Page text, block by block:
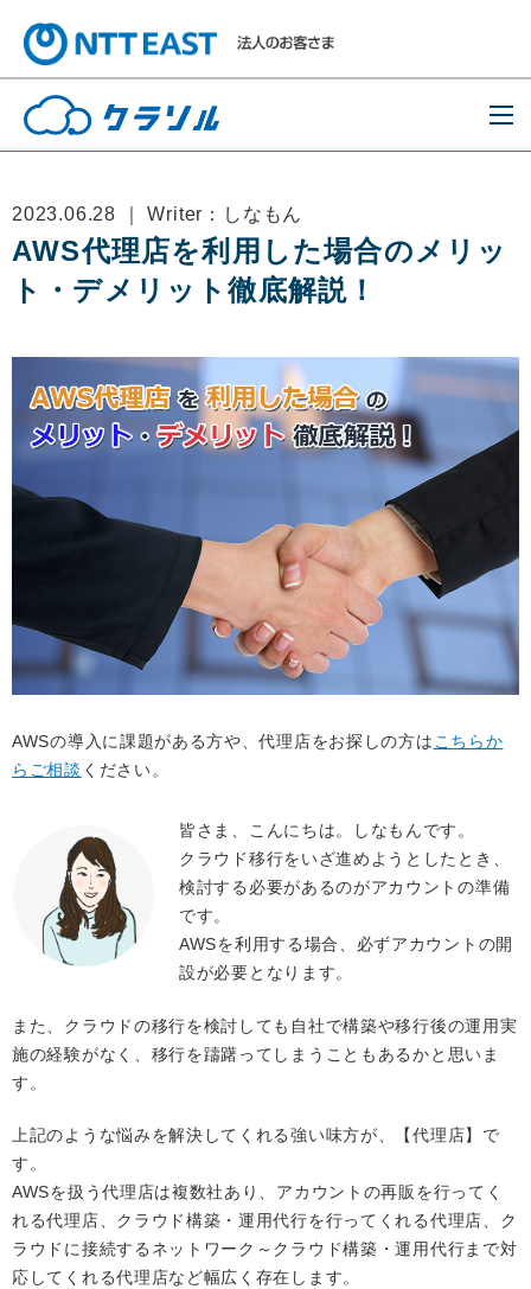
2023.06.28 ｜ Writer：しなもん
AWS代理店を利用した場合のメリッ
ト・デメリット徹底解説！
AWSの導入に課題がある方や、代理店をお探しの方は こちらか
らご相談 ください。
皆さま、こんにちは。しなもんです。
クラウド移行をいざ進めようとしたとき、
検討する必要があるのがアカウントの準備
です。
AWSを利用する場合、必ずアカウントの開
設が必要となります。
また、クラウドの移行を検討しても自社で構築や移行後の運用実
施の経験がなく、移行を躊躇ってしまうこともあるかと思いま
す。
上記のような悩みを解決してくれる強い味方が、【代理店】で
す。
AWSを扱う代理店は複数社あり、アカウントの再販を行ってく
れる代理店、クラウド構築・運用代行を行ってくれる代理店、ク
ラウドに接続するネットワーク～クラウド構築・運用代行まで対
応してくれる代理店など幅広く存在します。